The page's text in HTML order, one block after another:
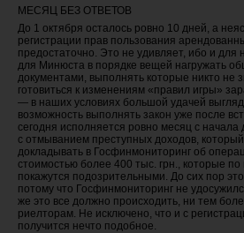
МЕСЯЦ БЕЗ ОТВЕТОВ
До 1 октября осталось ровно 10 дней, а
регистрации прав пользования
предостаточно. Это не удивляет, ибо и для
для Минюста в порядке вещей нагружать
документами, выполнять которые никто не
готовиться к изменениям «правил игры»
— в наших условиях большой удачей
возможность выполнять закон уже после
сегодня исполняется ровно месяц с начала
с отмыванием преступных доходов,
докладывать в Госфинмониторинг об
стоимостью более 400 тыс. грн., которые по
покажутся подозрительными. До сих пор
потому что Госфинмониторинг не
же это все должно происходить, ни тем
риелторам. Не исключено, что и с
получится нечто подобное.